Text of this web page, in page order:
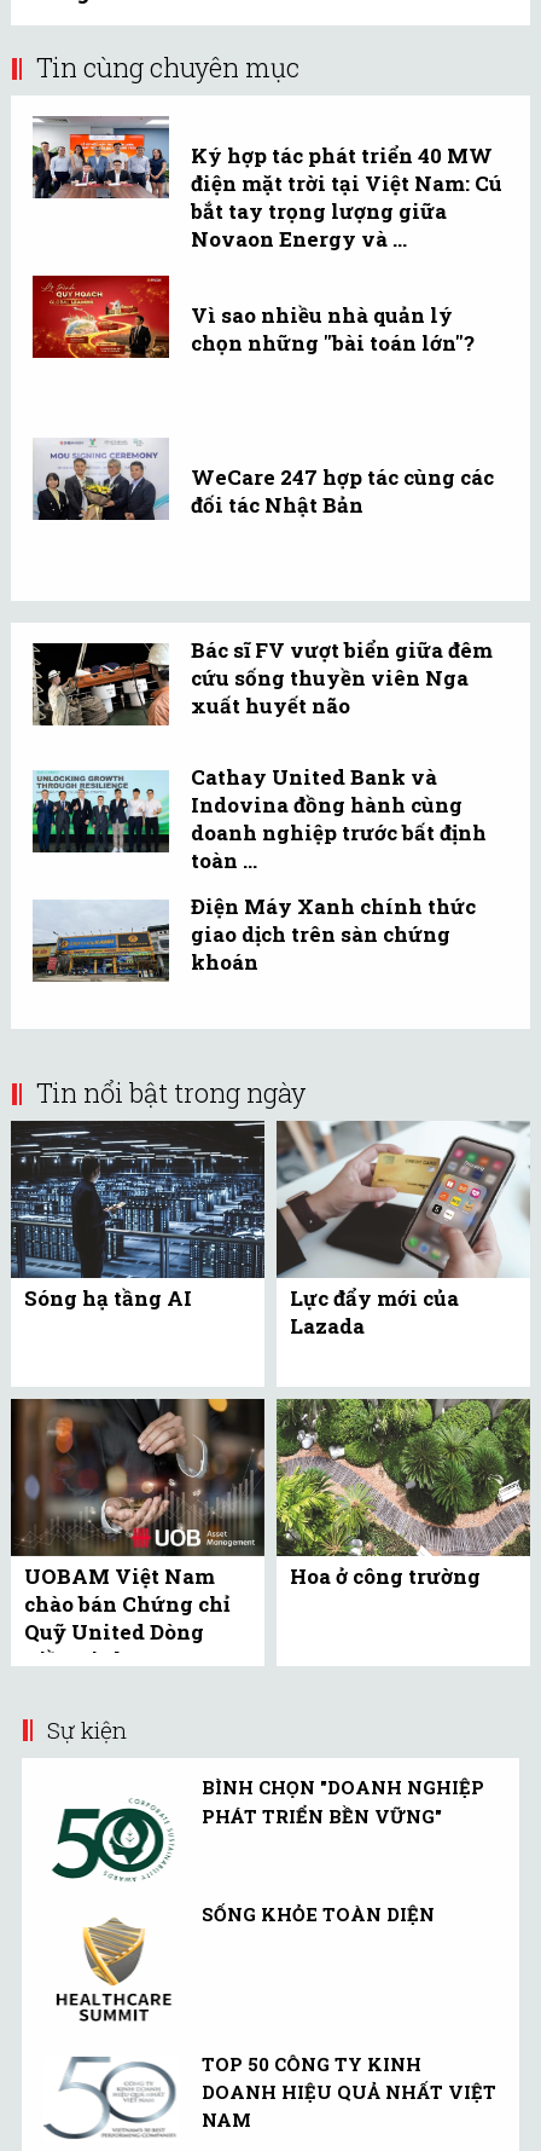
Tin cùng chuyên mục
Ký hợp tác phát triển 40 MW
điện mặt trời tại Việt Nam: Cú
bắt tay trọng lượng giữa
Novaon Energy và ...
Vì sao nhiều nhà quản lý
chọn những "bài toán lớn"?
WeCare 247 hợp tác cùng các
đối tác Nhật Bản
Bác sĩ FV vượt biển giữa đêm
cứu sống thuyền viên Nga
xuất huyết não
Cathay United Bank và
Indovina đồng hành cùng
doanh nghiệp trước bất định
toàn ...
Điện Máy Xanh chính thức
giao dịch trên sàn chứng
khoán
Tin nổi bật trong ngày
Sóng hạ tầng AI
Lực đẩy mới của
Lazada
UOBAM Việt Nam
chào bán Chứng chỉ
Quỹ United Dòng
Tiền Linh Hoạt
Hoa ở công trường
Sự kiện
BÌNH CHỌN "DOANH NGHIỆP
PHÁT TRIỂN BỀN VỮNG"
SỐNG KHỎE TOÀN DIỆN
TOP 50 CÔNG TY KINH
DOANH HIỆU QUẢ NHẤT VIỆT
NAM